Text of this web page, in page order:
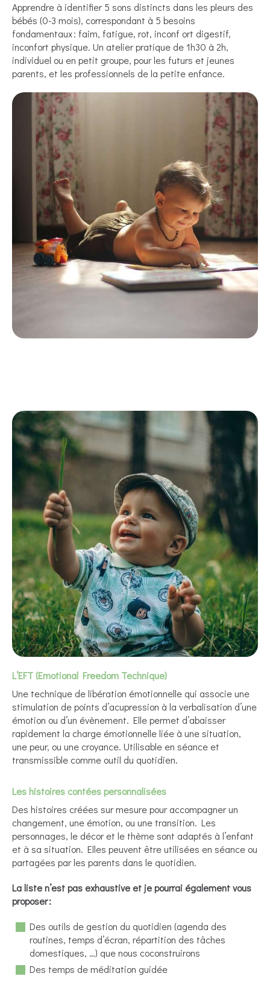
Apprendre à identifier 5 sons distincts dans les pleurs des
bébés (0-3 mois), correspondant à 5 besoins
fondamentaux : faim, fatigue, rot, inconf ort digestif,
inconfort physique. Un atelier pratique de 1h30 à 2h,
individuel ou en petit groupe, pour les futurs et jeunes
parents, et les professionnels de la petite enfance.
L’EFT (Emotional Freedom Technique)
Une technique de libération émotionnelle qui associe une
stimulation de points d’acupression à la verbalisation d’une
émotion ou d’un évènement. Elle permet d’abaisser
rapidement la charge émotionnelle liée à une situation,
une peur, ou une croyance. Utilisable en séance et
transmissible comme outil du quotidien.
Les histoires contées personnalisées
Des histoires créées sur mesure pour accompagner un
changement, une émotion, ou une transition. Les
personnages, le décor et le thème sont adaptés à l’enfant
et à sa situation. Elles peuvent être utilisées en séance ou
partagées par les parents dans le quotidien.
La liste n’est pas exhaustive et je pourrai également vous
proposer :
Des outils de gestion du quotidien (agenda des
routines, temps d’écran, répartition des tâches
domestiques, …) que nous coconstruirons
Des temps de méditation guidée